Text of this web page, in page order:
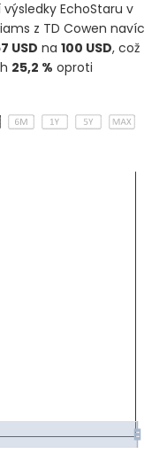
EchoStaru v
z TD Cowen navíc
USD na 100 USD, což
25,2 % oproti